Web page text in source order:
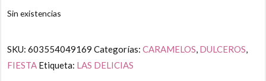
Sin existencias
SKU:603554049169 Categorías:CARAMELOS, DULCEROS,
FIESTA Etiqueta: LAS DELICIAS